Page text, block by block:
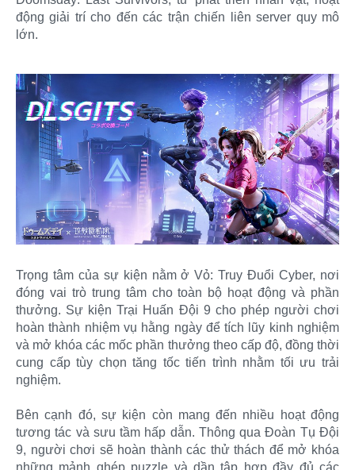
động giải trí cho đến các trận chiến liên server quy mô
lớn.
Trọng tâm của sự kiện nằm ở Vỏ: Truy Đuổi Cyber, nơi
đóng vai trò trung tâm cho toàn bộ hoạt động và phần
thưởng. Sự kiện Trại Huấn Đội 9 cho phép người chơi
hoàn thành nhiệm vụ hằng ngày để tích lũy kinh nghiệm
và mở khóa các mốc phần thưởng theo cấp độ, đồng thời
cung cấp tùy chọn tăng tốc tiến trình nhằm tối ưu trải
nghiệm.
Bên cạnh đó, sự kiện còn mang đến nhiều hoạt động
tương tác và sưu tầm hấp dẫn. Thông qua Đoàn Tụ Đội
9, người chơi sẽ hoàn thành các thử thách để mở khóa
những mảnh ghép puzzle và dần tập hợp đầy đủ các